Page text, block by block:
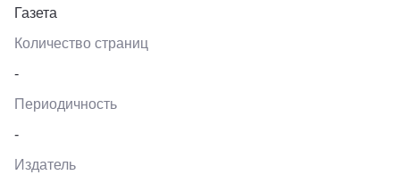
Газета
Количество страниц
-
Периодичность
-
Издатель